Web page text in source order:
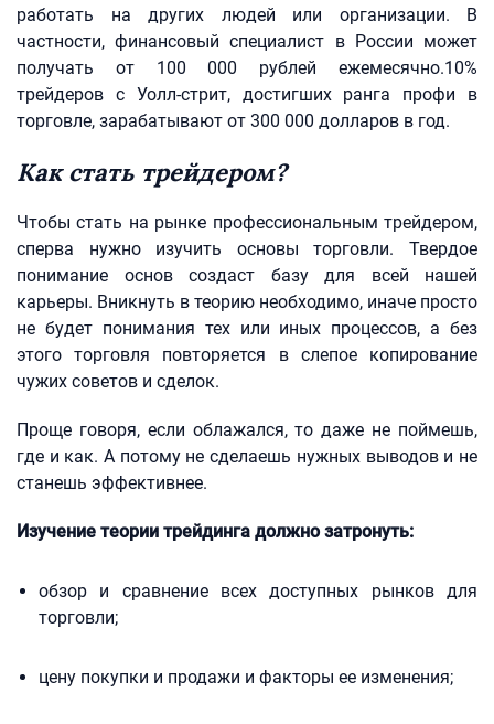
работать на других людей или организации. В
частности, финансовый специалист в России может
получать от 100 000 рублей ежемесячно.10%
трейдеров с Уолл-стрит, достигших ранга профи в
торговле, зарабатывают от 300 000 долларов в год.
Как стать трейдером?
Чтобы стать на рынке профессиональным трейдером,
сперва нужно изучить основы торговли. Твердое
понимание основ создаст базу для всей нашей
карьеры. Вникнуть в теорию необходимо, иначе просто
не будет понимания тех или иных процессов, а без
этого торговля повторяется в слепое копирование
чужих советов и сделок.
Проще говоря, если облажался, то даже не поймешь,
где и как. А потому не сделаешь нужных выводов и не
станешь эффективнее.
Изучение теории трейдинга должно затронуть:
обзор и сравнение всех доступных рынков для
торговли;
цену покупки и продажи и факторы ее изменения;